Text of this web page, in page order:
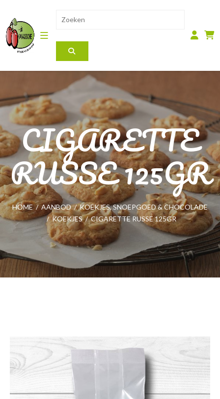
CIGARETTE
RUSSE 125GR
HOME / AANBOD / KOEKJES, SNOEPGOED & CHOCOLADE
/ KOEKJES / CIGARETTE RUSSE 125GR